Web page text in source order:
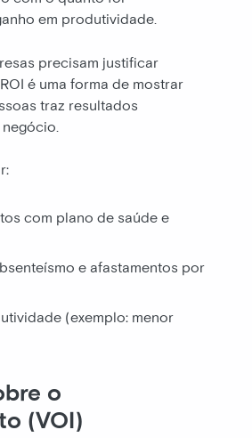
em produtividade.
precisam justificar
é uma forma de mostrar
traz resultados
com plano de saúde e
e afastamentos por
(exemplo: menor
o
(VOI)